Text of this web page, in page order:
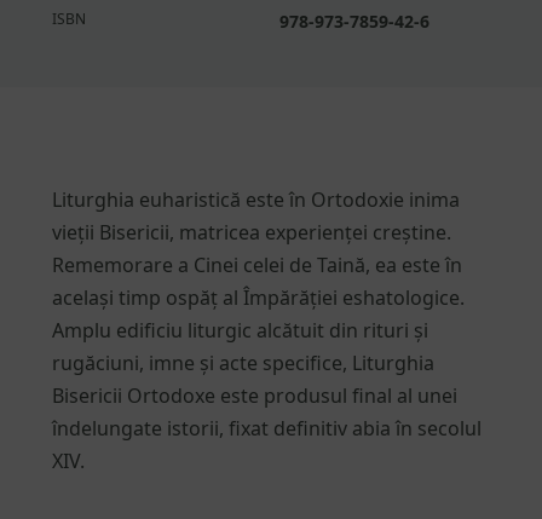
ISBN 978-973-7859-42-6
Liturghia euharistică este în Ortodoxie inima
vieții Bisericii, matricea experienței creștine.
Rememorare a Cinei celei de Taină, ea este în
același timp ospăț al Împărăției eshatologice.
Amplu edificiu liturgic alcătuit din rituri și
rugăciuni, imne și acte specifice, Liturghia
Bisericii Ortodoxe este produsul final al unei
îndelungate istorii, fixat definitiv abia în secolul
XIV.